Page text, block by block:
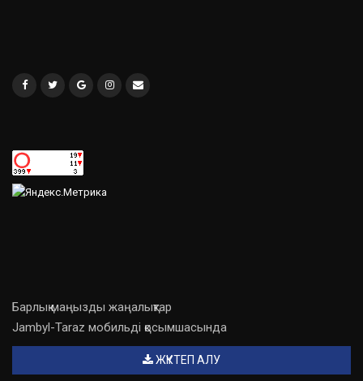
Барлық маңызды жаңалықтар
Jambyl-Taraz мобильді қосымшасында
ЖҮКТЕП АЛУ